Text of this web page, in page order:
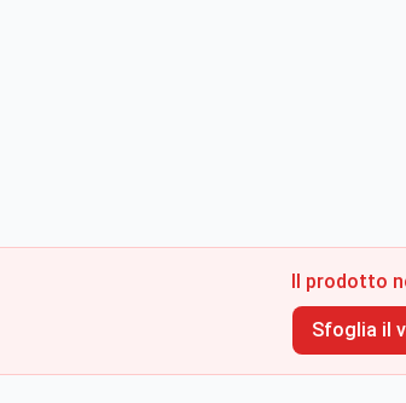
Il prodotto
Sfoglia il